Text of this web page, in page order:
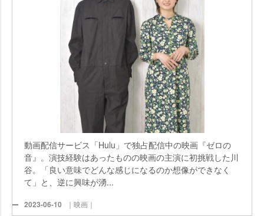
動画配信サービス「Hulu」で独占配信中の映画『ゼロの
音』。演技経験はあったものの映画の主演に初挑戦した川
谷。「良い意味でどんな感じになるのか想像ができなく
て」と、逆に興味が湧...
2023-06-10 ｜映画｜